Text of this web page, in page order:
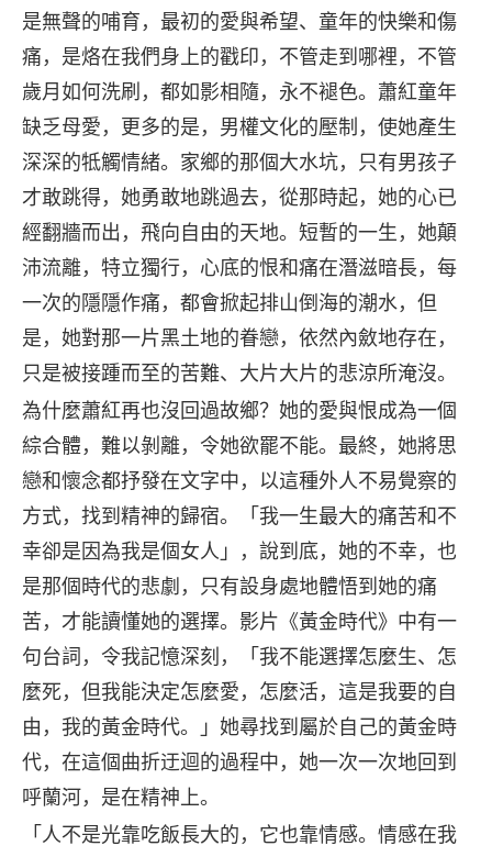
是無聲的哺育，最初的愛與希望、童年的快樂和傷
痛，是烙在我們身上的戳印，不管走到哪裡，不管
歲月如何洗刷，都如影相隨，永不褪色。蕭紅童年
缺乏母愛，更多的是，男權文化的壓制，使她產生
深深的牴觸情緒。家鄉的那個大水坑，只有男孩子
才敢跳得，她勇敢地跳過去，從那時起，她的心已
經翻牆而出，飛向自由的天地。短暫的一生，她顛
沛流離，特立獨行，心底的恨和痛在潛滋暗長，每
一次的隱隱作痛，都會掀起排山倒海的潮水，但
是，她對那一片黑土地的眷戀，依然內斂地存在，
只是被接踵而至的苦難、大片大片的悲涼所淹沒。
為什麼蕭紅再也沒回過故鄉？她的愛與恨成為一個
綜合體，難以剝離，令她欲罷不能。最終，她將思
戀和懷念都抒發在文字中，以這種外人不易覺察的
方式，找到精神的歸宿。「我一生最大的痛苦和不
幸卻是因為我是個女人」，說到底，她的不幸，也
是那個時代的悲劇，只有設身處地體悟到她的痛
苦，才能讀懂她的選擇。影片《黃金時代》中有一
句台詞，令我記憶深刻，「我不能選擇怎麼生、怎
麼死，但我能決定怎麼愛，怎麼活，這是我要的自
由，我的黃金時代。」她尋找到屬於自己的黃金時
代，在這個曲折迂迴的過程中，她一次一次地回到
呼蘭河，是在精神上。
「人不是光靠吃飯長大的，它也靠情感。情感在我